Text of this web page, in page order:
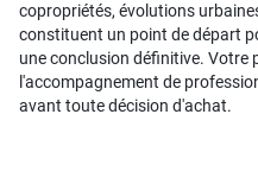
copropriétés, évolutions
constituent un point de départ
une conclusion définitive. Votre
l'accompagnement de
avant toute décision d'achat.